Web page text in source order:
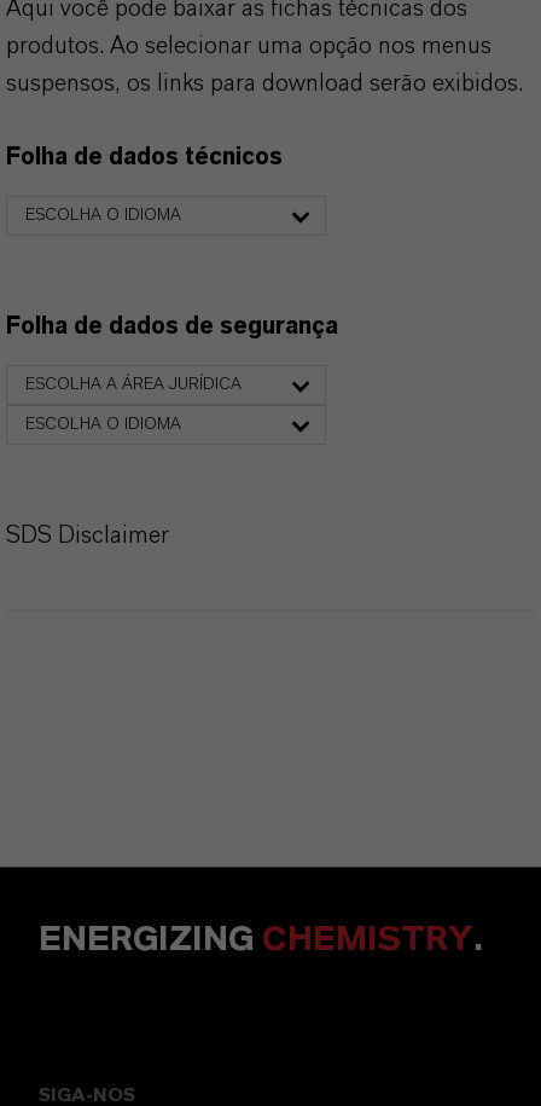
Aqui você pode baixar as fichas técnicas dos
produtos. Ao selecionar uma opção nos menus
suspensos, os links para download serão exibidos.
Folha de dados técnicos
ESCOLHA O IDIOMA
Folha de dados de segurança
ESCOLHA A ÁREA JURÍDICA
ESCOLHA O IDIOMA
SDS Disclaimer
ENERGIZING CHEMISTRY.
SIGA-NOS